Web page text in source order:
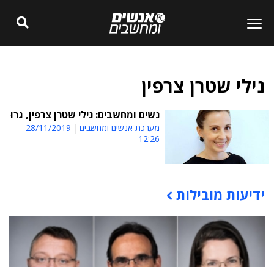
נילי שטרן צרפין
נשים ומחשבים: נילי שטרן צרפין, גרוּ
מערכת אנשים ומחשבים
28/11/2019
12:26
תוכן פרסומי
ידיעות מובילות